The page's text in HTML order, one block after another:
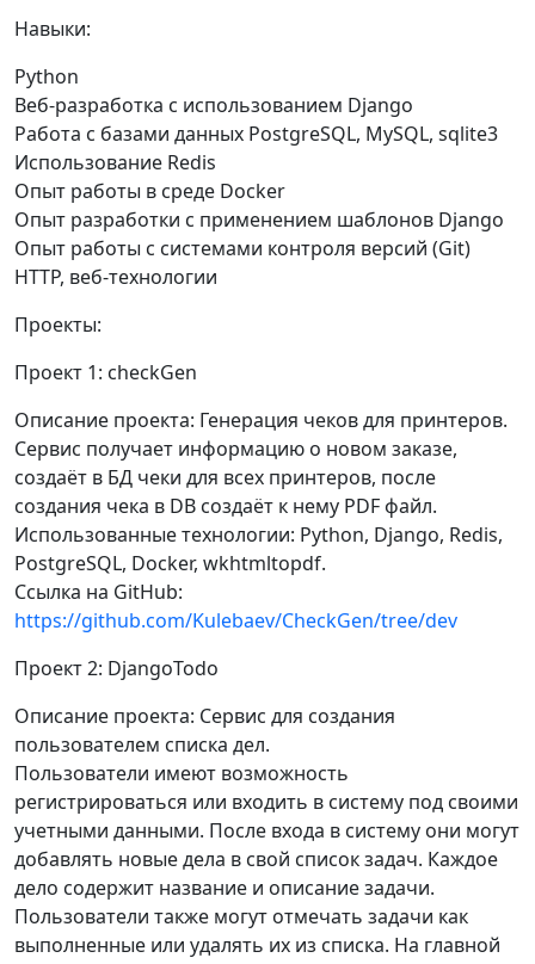
Навыки:
Python
Веб-разработка с использованием Django
Работа с базами данных PostgreSQL, MySQL, sqlite3
Использование Redis
Опыт работы в среде Docker
Опыт разработки с применением шаблонов Django
Опыт работы с системами контроля версий (Git)
HTTP, веб-технологии
Проекты:
Проект 1: checkGen
Описание проекта: Генерация чеков для принтеров.
Сервис получает информацию о новом заказе,
создаёт в БД чеки для всех принтеров, после
создания чека в DB создаёт к нему PDF файл.
Использованные технологии: Python, Django, Redis,
PostgreSQL, Docker, wkhtmltopdf.
Ссылка на GitHub:
https://github.com/Kulebaev/CheckGen/tree/dev
Проект 2: DjangoTodo
Описание проекта: Сервис для создания
пользователем списка дел.
Пользователи имеют возможность
регистрироваться или входить в систему под своими
учетными данными. После входа в систему они могут
добавлять новые дела в свой список задач. Каждое
дело содержит название и описание задачи.
Пользователи также могут отмечать задачи как
выполненные или удалять их из списка. На главной